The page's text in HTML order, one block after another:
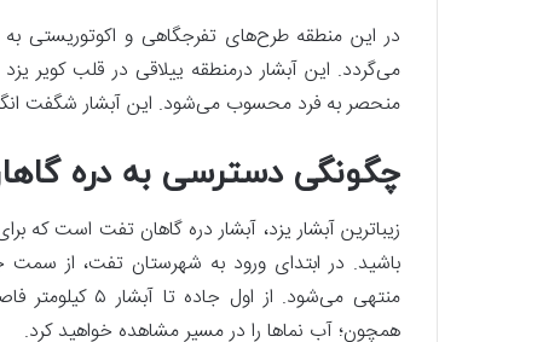
در این منطقه طرح‌های تفرجگاهی و اکوتوریستی
می‌گردد. این آبشار درمنطقه ییلاقی در قلب کویر
منحصر به فرد محسوب می‌شود. این آبشار شگفت
چگونگی دسترسی به دره
زیباترین آبشار یزد، آبشار دره گاهان تفت است
باشید. در ابتدای ورود به شهرستان تفت، از سمت
همچون؛ آب نماها را در مسیر مشاهده خواهید کرد.